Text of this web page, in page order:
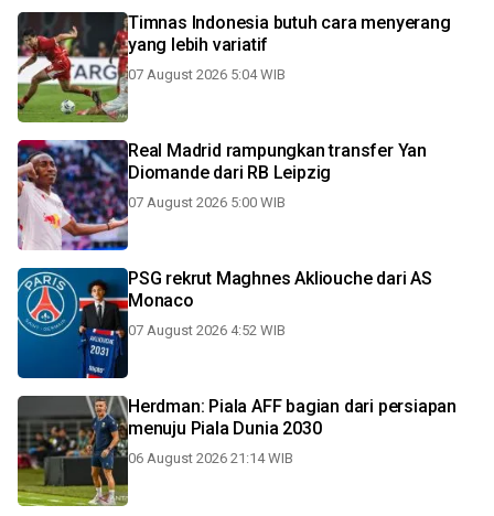
Timnas Indonesia butuh cara menyerang
yang lebih variatif
07 August 2026 5:04 WIB
Real Madrid rampungkan transfer Yan
Diomande dari RB Leipzig
07 August 2026 5:00 WIB
PSG rekrut Maghnes Akliouche dari AS
Monaco
07 August 2026 4:52 WIB
Herdman: Piala AFF bagian dari persiapan
menuju Piala Dunia 2030
06 August 2026 21:14 WIB